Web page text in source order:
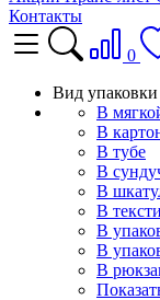
Контакты
0
Вид упаковки
В
В
В тубе
В
В
В
В
В
В